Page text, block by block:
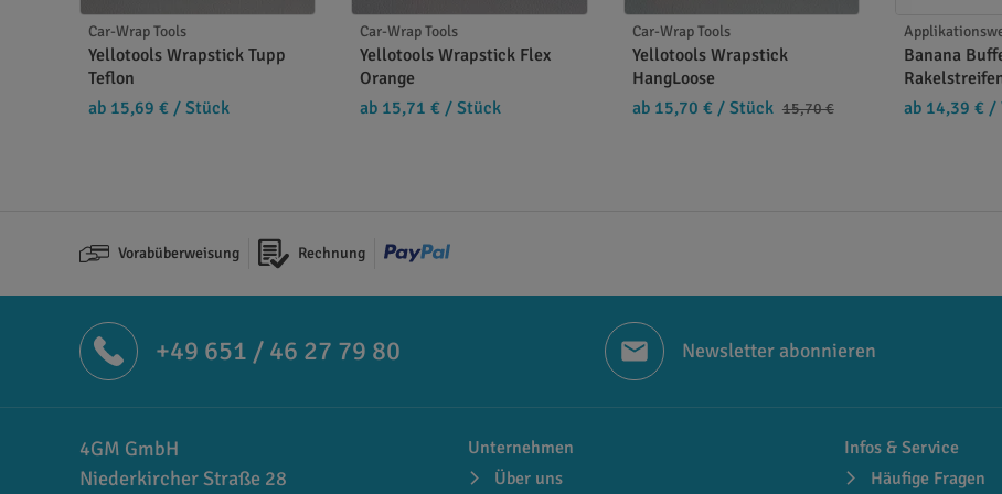
Fahrzeugfolierungen und im Bereich der Werbetechnik. Diese Rakelstifte können Sie einzeln oder gleich
Eventualitäten gerüstet zu sein, wenn Sie die nächste Folierung angehen.
Car-Wrap Tools
Yellotools Wrapstick Tupp
Teflon
ab 15,69 € / Stück
Car-Wrap Tools
Yellotools Wrapstick Flex
Orange
ab 15,71 € / Stück
Car-Wrap Tools
Yellotools Wrapstick
HangLoose
ab 15,70 € / Stück 15,70 €
Banana
ab 14,39 € /
Vorabüberweisung Rechnung
+49 651 / 46 27 79 80 Newsletter abonnieren
4GM GmbH
Niederkircher Straße 28
Unternehmen
Über uns
Infos & Service
Häufige Fragen